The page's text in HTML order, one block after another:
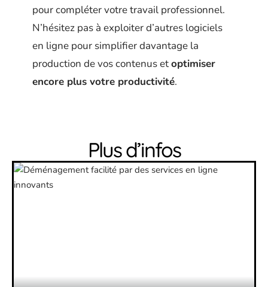
pour compléter votre travail professionnel.
N’hésitez pas à exploiter d’autres logiciels
en ligne pour simplifier davantage la
production de vos contenus etoptimiser
encore plus votre productivité.
Plus d’infos